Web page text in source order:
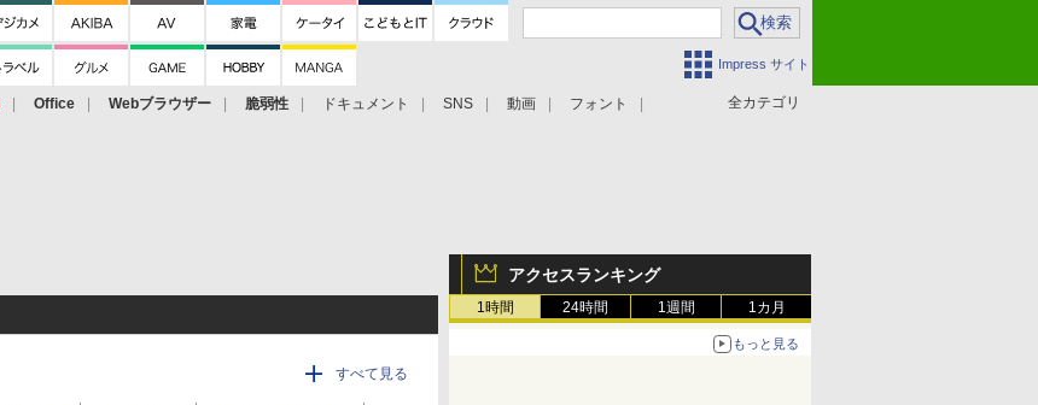
Impress サイト
全カテゴリ
Office Webブラウザー 脆弱性 ドキュメント SNS 動画 フォント
アクセスランキング
1時間 24時間 1週間 1カ月
もっと見る
すべて見る